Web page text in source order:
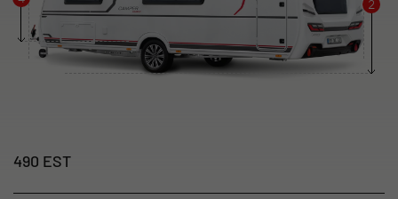
2
490 EST